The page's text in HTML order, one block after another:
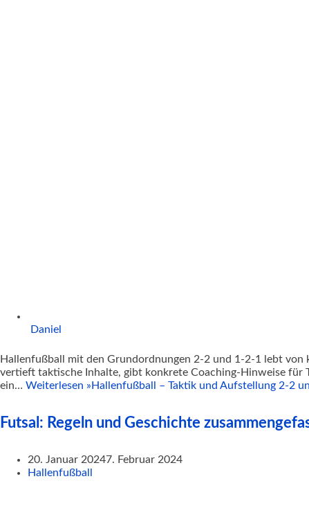
Daniel
Hallenfußball mit den Grundordnungen 2-2 und 1-2-1 lebt
vertieft taktische Inhalte, gibt konkrete Coaching-Hinweise für
ein… Weiterlesen » Hallenfußball – Taktik und Aufstellung 2-2
Futsal: Regeln und Geschichte
20. Januar 20247. Februar 2024
Hallenfußball